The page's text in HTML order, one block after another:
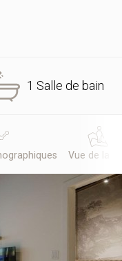
1 Salle de bain
Vue de la